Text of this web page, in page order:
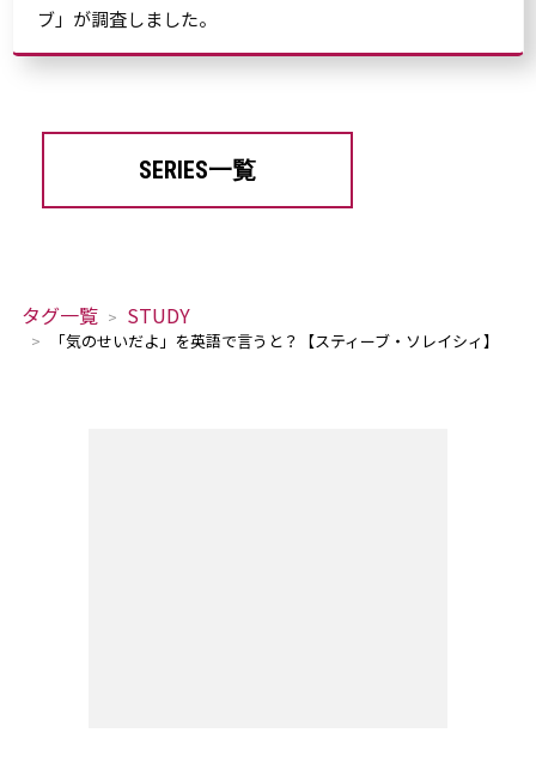
ブ」が調査しました。
SERIES一覧
タグ一覧 STUDY
「気のせいだよ」を英語で言うと？【スティーブ・ソレイシィ】